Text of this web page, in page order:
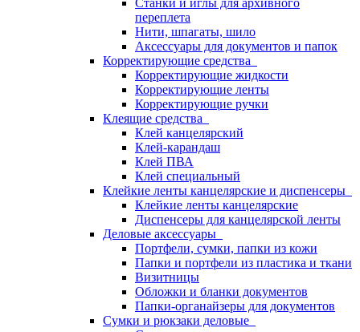
Станки и иглы для архивного
переплета
Нити, шпагаты, шило
Аксессуары для документов и папок
Корректирующие средства
Корректирующие жидкости
Корректирующие ленты
Корректирующие ручки
Клеящие средства
Клей канцелярский
Клей-карандаш
Клей ПВА
Клей специальный
Клейкие ленты канцелярские и диспенсеры
Клейкие ленты канцелярские
Диспенсеры для канцелярской ленты
Деловые аксессуары
Портфели, сумки, папки из кожи
Папки и портфели из пластика и ткани
Визитницы
Обложки и бланки документов
Папки-органайзеры для документов
Сумки и рюкзаки деловые